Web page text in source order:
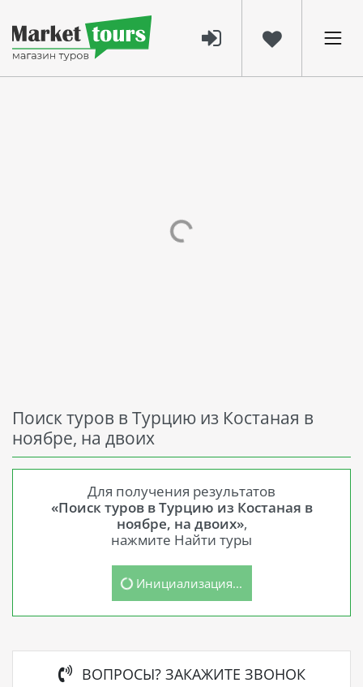
Поиск туров в Турцию из Костаная в
ноябре, на двоих
Для получения результатов
«Поиск туров в Турцию из Костаная в
ноябре, на двоих»,
нажмите Найти туры
Инициализация...
ВОПРОСЫ? ЗАКАЖИТЕ ЗВОНОК